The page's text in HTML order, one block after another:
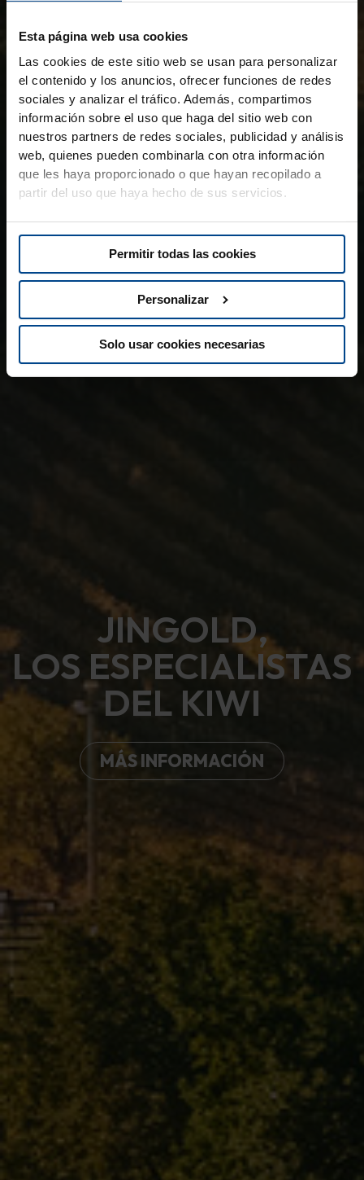
Esta página web usa cookies
Las cookies de este sitio web se usan para personalizar
el contenido y los anuncios, ofrecer funciones de redes
sociales y analizar el tráfico. Además, compartimos
información sobre el uso que haga del sitio web con
nuestros partners de redes sociales, publicidad y análisis
web, quienes pueden combinarla con otra información
que les haya proporcionado o que hayan recopilado a
partir del uso que haya hecho de sus servicios.
Permitir todas las cookies
Personalizar
Solo usar cookies necesarias
JINGOLD,
LOS ESPECIALISTAS
DEL KIWI
MÁS INFORMACIÓN